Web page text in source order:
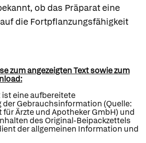
ob das Präparat eine
die Fortpflanzungsfähigkeit
zum angezeigten Text sowie zum
ist eine aufbereitete
Gebrauchsinformation (Quelle:
Ärzte und Apotheker GmbH) und
des Original-Beipackzettels
der allgemeinen Information und